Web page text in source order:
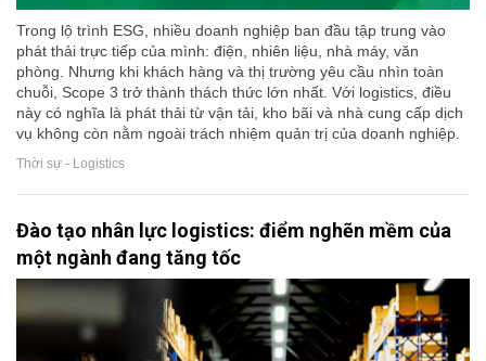
Trong lộ trình ESG, nhiều doanh nghiệp ban đầu tập trung vào
phát thải trực tiếp của mình: điện, nhiên liệu, nhà máy, văn
phòng. Nhưng khi khách hàng và thị trường yêu cầu nhìn toàn
chuỗi, Scope 3 trở thành thách thức lớn nhất. Với logistics, điều
này có nghĩa là phát thải từ vận tải, kho bãi và nhà cung cấp dịch
vụ không còn nằm ngoài trách nhiệm quản trị của doanh nghiệp.
Thời sự - Logistics
Đào tạo nhân lực logistics: điểm nghẽn mềm của
một ngành đang tăng tốc